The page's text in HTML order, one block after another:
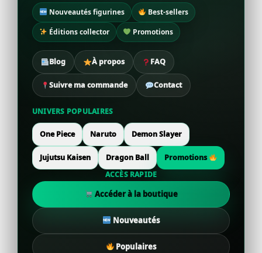
Nouveautés figurines
Best-sellers
Éditions collector
Promotions
Blog À propos FAQ
Suivre ma commande Contact
UNIVERS POPULAIRES
One Piece Naruto Demon Slayer
Jujutsu Kaisen Dragon Ball
Promotions
ACCÈS RAPIDE
Accéder à la boutique
Nouveautés
Populaires